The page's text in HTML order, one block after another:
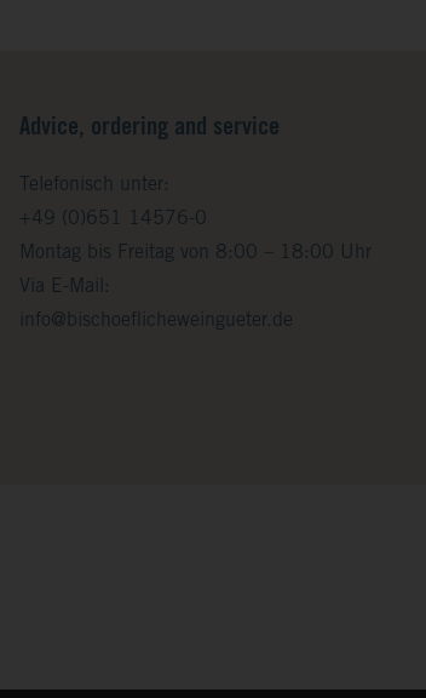
Advice, ordering and service
Telefonisch unter:
+49 (0)651 14576-0
Montag bis Freitag von 8:00 – 18:00 Uhr
Via E-Mail:
info@bischoeflicheweingueter.de